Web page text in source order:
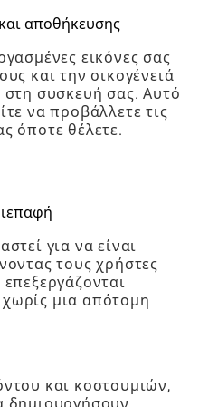
αποθήκευσης
εικόνες σας
και την οικογένειά
στη συσκευή σας. Αυτό
να προβάλλετε τις
όποτε θέλετε.
για να είναι
τους χρήστες
μια απότομη
και κοστουμιών,